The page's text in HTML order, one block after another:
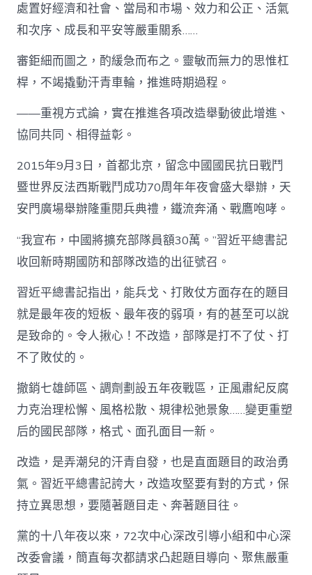
處置好經濟和社會、當局和市場、效力和公正、活氣
和次序、成長和平安等嚴重關系……
審鉅細而圖之，酌緩急而布之。靈敏而無力的思惟杠
桿，不竭撬動汗青車輪，推進時期過程。
——重視方式論，實在推進各項改造舉動彼此增進、
協同共同、相得益彰。
2015年9月3日，首都北京，留念中國國民抗日戰鬥
暨世界反法西斯戰鬥成功70周年年夜會盛大舉辦，天
安門廣場舉辦隆重閱兵典禮，鐵流奔涌、戰鷹咆哮。
“我宣布，中國將擴充部隊員額30萬。”習近平總書記
收回新時期國防和部隊改造的出征號召。
習近平總書記指出，能兵戈、打敗仗方面存在的題目
就是最年夜的短板、最年夜的弱項，有的甚至可以說
是致命的。令人揪心！不改造，部隊是打不了仗、打
不了敗仗的。
撤銷七雄師區、調劑劃設五年夜戰區，正風肅紀反腐
力克治理松懈、風格松散、規律松弛景象……變更重塑
后的國民部隊，格式、面孔面目一新。
改造，是弄潮兒的汗青自發，也是直面題目的政治勇
氣。習近平總書記誇大，改造攻堅要有對的方式，保
持立異思想，要隨著題目走、奔著題目往。
黨的十八年夜以來，72次中心深改引導小組和中心深
改委會議，簡直每次都請求凸起題目導向、聚焦嚴重